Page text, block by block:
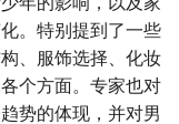
。特别提到了一些
、服饰选择、化妆
个方面。专家也对
势的体现，并对男